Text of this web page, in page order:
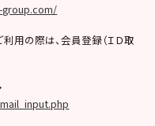
用の際は、会員登録（ＩＤ取